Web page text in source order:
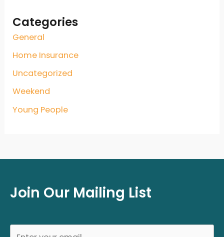
Categories
General
Home Insurance
Uncategorized
Weekend
Young People
Join Our Mailing List